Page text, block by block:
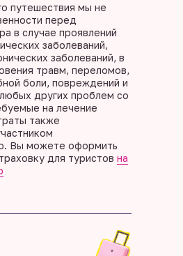
путешествия мы не
перед
в случае проявлений
заболеваний,
заболеваний, в
травм, переломов,
боли, повреждений и
других проблем со
на лечение
также
Вы можете оформить
для туристов на